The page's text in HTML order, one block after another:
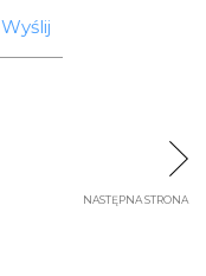
Wyślij
NASTĘPNA STRONA